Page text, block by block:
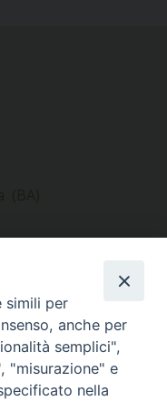
(BA)
simili per
anche per
semplici",
"misurazione" e
nella